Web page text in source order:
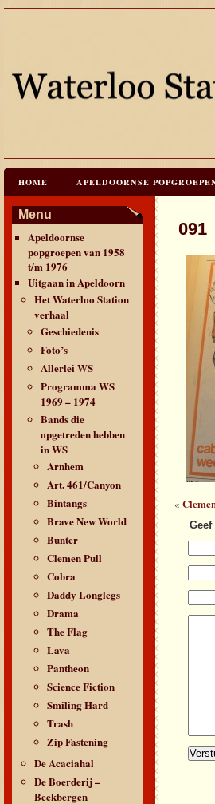
HOME APELDOORNSE
JAREN 60 FESTIVALS & REÜNIES
CONTACT & VERANTWOORDING
Menu
Apeldoornse
popgroepen van 1958
t/m 1976
Uitgaan in Apeldoorn
Het Waterloo Station
verhaal
Geschiedenis
Foto’s
Allerlei WS
Programma WS
1969 – 1974
Bands die
opgetreden hebben
in WS
Arnhem
Art. 461/Canyon
Bintangs
Brave New World
Bunter
Clemen Pull
Cobra
Daddy Longlegs
Drama
The Flag
Lava
Pantheon
Science Fiction
Smiling Hard
Trash
Zip Fastening
De Acaciahal
De Boerderij –
Beekbergen
091
«
Geef